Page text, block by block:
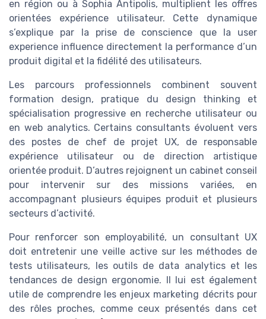
en région ou à Sophia Antipolis, multiplient les offres
orientées expérience utilisateur. Cette dynamique
s’explique par la prise de conscience que la user
experience influence directement la performance d’un
produit digital et la fidélité des utilisateurs.
Les parcours professionnels combinent souvent
formation design, pratique du design thinking et
spécialisation progressive en recherche utilisateur ou
en web analytics. Certains consultants évoluent vers
des postes de chef de projet UX, de responsable
expérience utilisateur ou de direction artistique
orientée produit. D’autres rejoignent un cabinet conseil
pour intervenir sur des missions variées, en
accompagnant plusieurs équipes produit et plusieurs
secteurs d’activité.
Pour renforcer son employabilité, un consultant UX
doit entretenir une veille active sur les méthodes de
tests utilisateurs, les outils de data analytics et les
tendances de design ergonomie. Il lui est également
utile de comprendre les enjeux marketing décrits pour
des rôles proches, comme ceux présentés dans cet